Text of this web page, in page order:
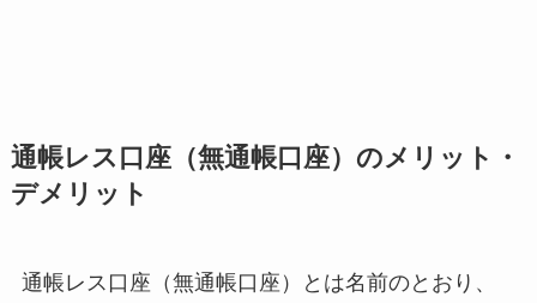
通帳レス口座（無通帳口座）のメリット・
デメリット
通帳レス口座（無通帳口座）とは名前のとおり、